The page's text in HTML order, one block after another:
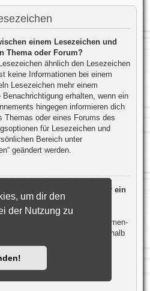
um dir den
der Nutzung zu
einem Lesezeichen und
Thema oder Forum?
ähnlich den Lesezeichen
keine Informationen bei einem
Lesezeichen mehr einem
erhalten, wenn ein
hingegen informieren dich
Themas oder eines Forums des
für Lesezeichen und
Bereich unter
geändert werden.
auf ein Thema setzen oder ein
ein Thema setzen oder es
Option in den „Themen-
normalerweise ober- und unterhalb
befinden.
Thema die Option „Mich
geschrieben wurde“